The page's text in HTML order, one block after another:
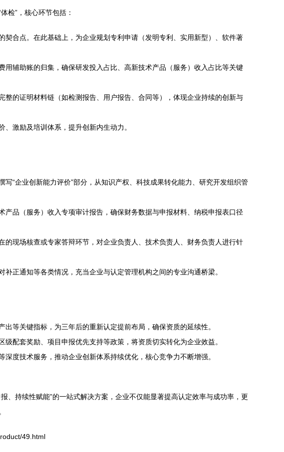
检”，核心环节包括：
合点。在此基础上，为企业规划专利申请（发明专利、实用新型）、软件著
辅助账的归集，确保研发投入占比、高新技术产品（服务）收入占比等关键
的证明材料链（如检测报告、用户报告、合同等），体现企业持续的创新与
激励及培训体系，提升创新内生动力。
“企业创新能力评价”部分，从知识产权、科技成果转化能力、研究开发组织管
品（服务）收入专项审计报告，确保财务数据与申报材料、纳税申报表口径
现场核查或专家答辩环节，对企业负责人、技术负责人、财务负责人进行针
正通知等各类情况，充当企业与认定管理机构之间的专业沟通桥梁。
等关键指标，为三年后的重新认定提前布局，确保资质的延续性。
配套奖励、项目申报优先支持等政策，将资质切实转化为企业效益。
度技术服务，推动企业创新体系持续优化，核心竞争力不断增强。
、持续性赋能”的一站式解决方案，企业不仅能显著提高认定效率与成功率，更
49.html